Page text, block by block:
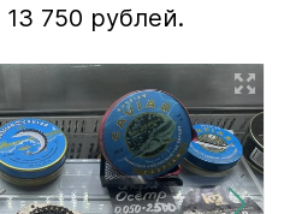
13 750 рублей.